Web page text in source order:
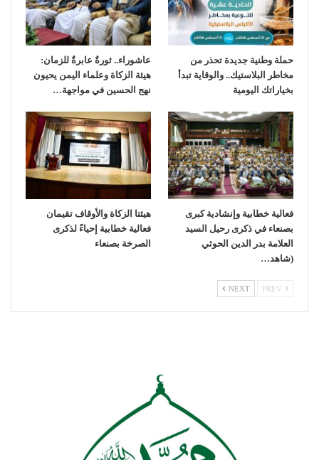
حملة وطنية جديدة تحذر من
مخاطر البلاستيك.. والوقاية تبدأ
بخياراتك اليومية
عاشوراء.. ثورةٌ عابرةٌ للزمان:
هيئة الزكاة وعلماء اليمن يحيون
نهج الحسين في مواجهة…
فعالية خطابية وإنشادية كبرى
بصنعاء في ذكرى رحيل السيد
العلامة بدر الدين الحوثي
(شاهد…
هيئتا الزكاة والأوقاف تقيمان
فعالية خطابية إحياءً لذكرى
الصرخة بصنعاء
NEXT